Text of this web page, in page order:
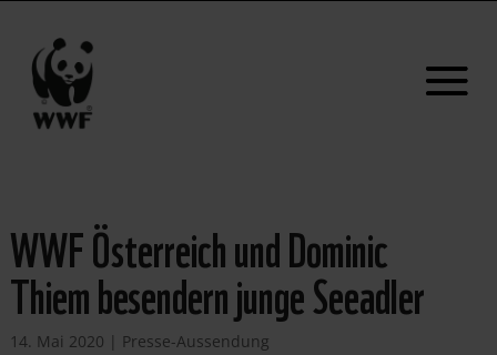
WWF Österreich und Dominic
Thiem besendern junge Seeadler
14. Mai 2020 | Presse-Aussendung